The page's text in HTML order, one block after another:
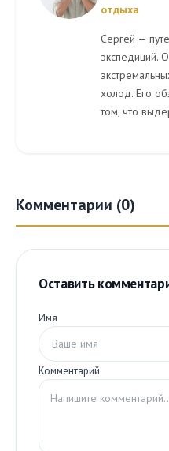
отдыха
Сергей —
экспедиций.
холод. Его
том, что
Комментарии (0)
Оставить
Имя
Комментарий